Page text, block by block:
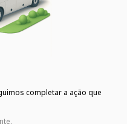
completar a ação que